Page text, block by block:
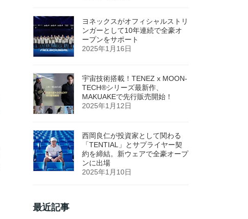
ヨネックスがオフィシャルストリ
ンガーとして10年連続で全豪オ
ープンをサポート
2025年1月16日
宇宙技術搭載！TENEZ x MOON-
TECH®シリーズ最新作、
MAKUAKEで先行販売開始！
2025年1月12日
西岡良仁が投資家として関わる
「TENTIAL」とサプライヤー契
約を締結。新ウェアで全豪オープ
ンに出場
2025年1月10日
最近記事